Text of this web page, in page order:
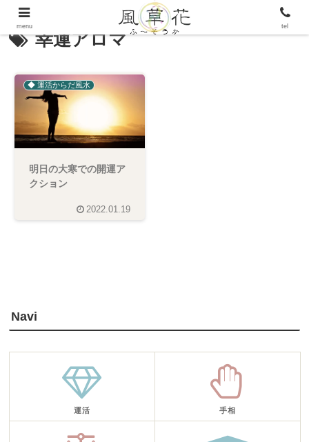
幸運アロマ
◆ 運活からだ風水
明日の大寒での開運ア
クション
2022.01.19
Navi
運活 手相
menu tel